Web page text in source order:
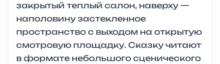
закрытый теплый салон, наверху —
наполовину застекленное
пространство с выходом на открытую
смотровую площадку. Сказку читают
в формате небольшого сценического